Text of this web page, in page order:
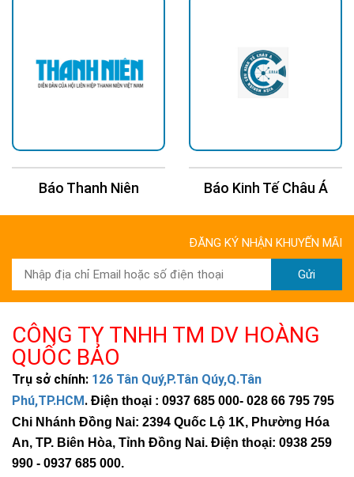
Báo Thanh Niên Báo Kinh Tế Châu Á
ĐĂNG KÝ NHẬN KHUYẾN MÃI
Gửi
CÔNG TY TNHH TM DV HOÀNG
QUỐC BẢO
Trụ sở chính: 126 Tân Quý,P.Tân Qúy,Q.Tân
Phú,TP.HCM . Điện thoại : 0937 685 000- 028 66 795 795
Chi Nhánh Đồng Nai: 2394 Quốc Lộ 1K, Phường Hóa
An, TP. Biên Hòa, Tỉnh Đồng Nai. Điện thoại: 0938 259
990 - 0937 685 000.